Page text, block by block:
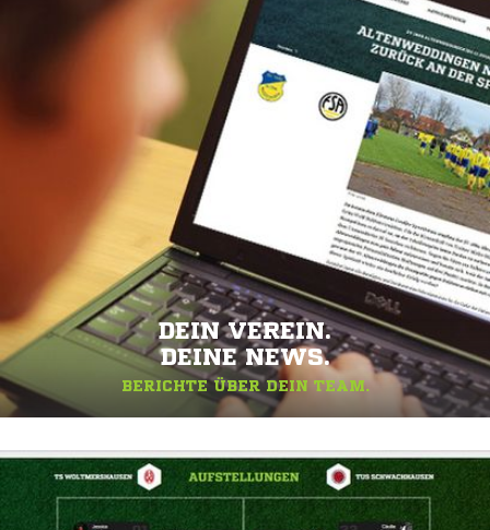
DEIN VEREIN.
DEINE NEWS.
BERICHTE ÜBER DEIN TEAM.